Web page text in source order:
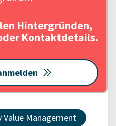
Hintergründen,
Kontaktdetails.
Value Management